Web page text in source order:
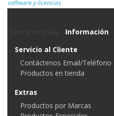
software y licencias
Información
Servicio al Cliente
Contáctenos Email/Teléfono
Productos en tienda
Extras
Productos por Marcas